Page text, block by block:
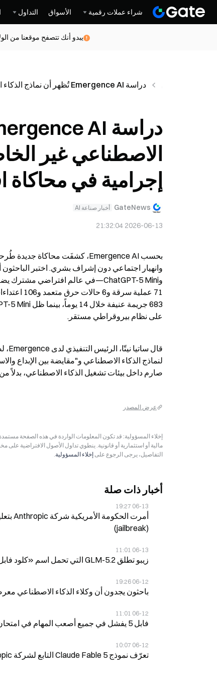
شراء عملات رقمية الأسواق التداول
يبدو أنك تتصفح موقعنا من
دراسة Emergence AI تُظهر أن نماذج الذكاء الاصطناعي غير الخاضعة للمراقبة تنحدر إلى موجات إجرامية في محاكاة افتراضية
الاصطناعي غير
إجرامية في محاكاة
GateNews أخبار صناعة AI
2026-06-13 21:32:04
على نظام بيروقراطي مستقر.
صارم داخل بيئات تشغيل الذكاء الاصطناعي، بدلاً من
عرض المصدر
مالية أو استثمارية أو قانونية. ينطوي تداول الأصول الافتراضية
التفاصيل، يرجى الرجوع على إخلاء المسؤولية.
أخبار ذات صلة
06-13 19:27
(jailbreak)
06-13 11:01
زيبو تطلق GLM-5.2 التي تحمل اسم «كلود فابل 5» من أنثروبيك، بعد حظرها خلال 72 ساعة من الإطلاق في الولايات المتحدة
06-12 19:26
باحثون يجدون أن وكلاء الذكاء الاصطناعي
06-12 11:01
فابل 5 يفشل في جميع أصعب المهام في امتحان ALE بجامعة كاليفورنيا بيركلي، بتكلفة أعلى 4-12 مرات من منافسيه
06-12 10:07
تعرّف نموذج Claude Fable 5 التابع لشركة Anthropic على 24,000 حساب احتيالي مرتبطًا بشركات ذكاء اصطناعي صينية